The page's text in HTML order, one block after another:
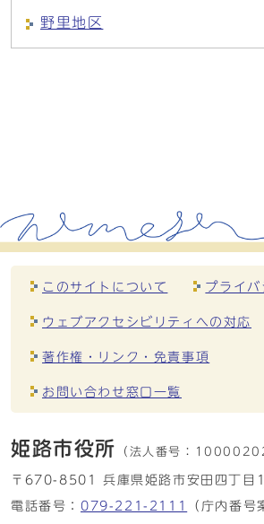
野里地区
このサイトについて プライバ
ウェブアクセシビリティへの対応
著作権・リンク・免責事項
お問い合わせ窓口一覧
姫路市役所 （法人番号：
〒670-8501 兵庫県姫路市安田四丁目
電話番号： 079-221-2111 （庁内番号